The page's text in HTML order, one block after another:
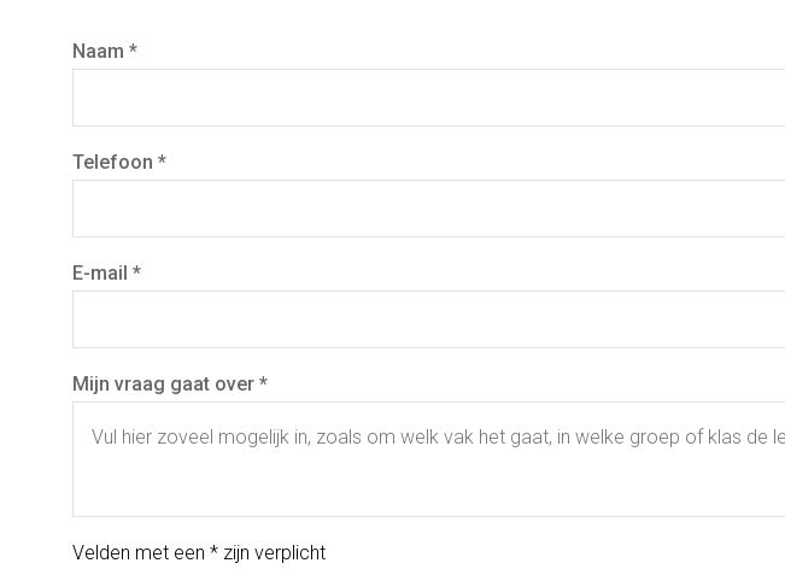
Naam *
Telefoon *
E-mail *
Mijn vraag gaat over *
Velden met een * zijn verplicht